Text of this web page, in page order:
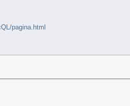
pagina.html